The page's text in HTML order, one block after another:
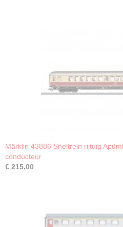
Märklin 43886 Sneltrein rijtuig
conducteur
€ 215,00